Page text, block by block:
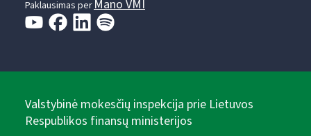
Paklausimas perMano VMI
Valstybinė mokesčių inspekcija prie Lietuvos
Respublikos finansų ministerijos